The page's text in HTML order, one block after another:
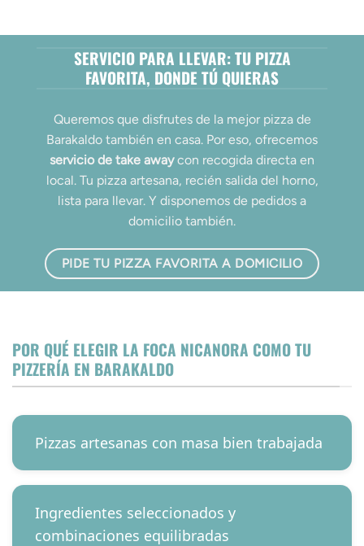
SERVICIO PARA LLEVAR: TU PIZZA
FAVORITA, DONDE TÚ QUIERAS
Queremos que disfrutes de la mejor pizza de
Barakaldo también en casa. Por eso, ofrecemos
servicio de take awaycon recogida directa en
local. Tu pizza artesana, recién salida del horno,
lista para llevar. Y disponemos de pedidos a
domicilio también.
PIDE TU PIZZA FAVORITA A DOMICILIO
POR QUÉ ELEGIR LA FOCA NICANORA COMO TU
PIZZERÍA EN BARAKALDO
Pizzas artesanas con masa bien trabajada
Ingredientes seleccionados y
combinaciones equilibradas